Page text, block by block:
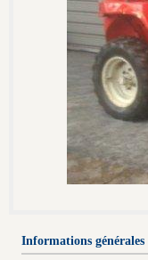
Informations générales